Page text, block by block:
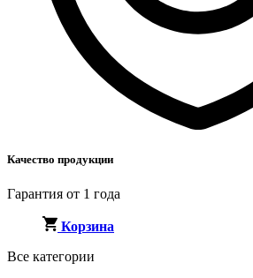
Качество продукции
Гарантия от 1 года
Корзина
Все категории